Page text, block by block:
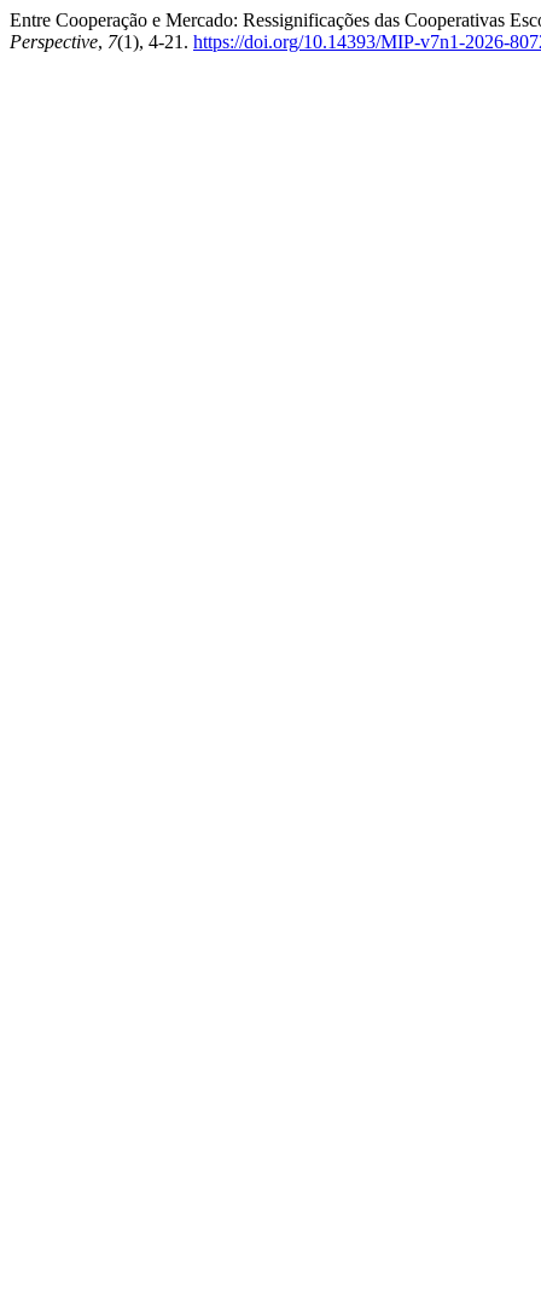
Entre Cooperação e Mercado: Ressignificações das Cooperativas
Perspective, 7(1), 4-21. https://doi.org/10.14393/MIP-v7n1-2026-